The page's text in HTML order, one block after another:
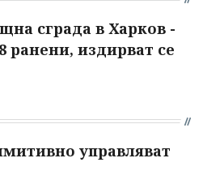
сграда в Харков -
ранени, издирват се
управляват